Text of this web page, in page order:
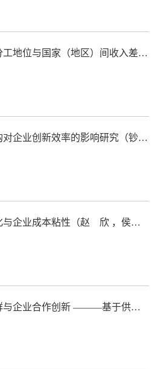
全球价值链分工地位与国家（地区）间收入差距——— “一带一路”倡议的政策效应（李景睿，刘嘉瑜，2026年第1期）
政府数字采购对企业创新效率的影响研究（钞小静,崔恩惠,迟克涵，2025年第12期）
城市群一体化与企业成本粘性（赵 欣 ，侯德帅 ，方心童，2025年第11期）
数字产业集群与企业合作创新 ———基于供应链协同创新视角（张 贵 ，朱世婧，2025年第10期）